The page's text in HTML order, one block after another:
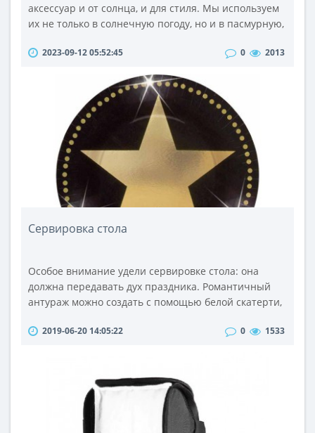
аксессуар и от солнца, и для стиля. Мы используем
их не только в солнечную погоду, но и в пасмурную,
нет, если нужно дополнить модный образ на ярком
солнцезащитные очки, чтобы и модные, и
надежные? А может, никак нельзя ограничиваться
одной парой, когда асс..
2023-09-12 05:52:45 0 2013
Сервировка стола
Особое внимание удели сервировке стола: она
должна передавать дух праздника. Романтичный
антураж можно создать с помощью белой скатерти,
накрываем стол чистой, хорошо выглаженной
прикрывать ножки стола.Во – вторых, приступаем к
расстановке посуды, если выполнять все правильн..
2019-06-20 14:05:22 0 1533